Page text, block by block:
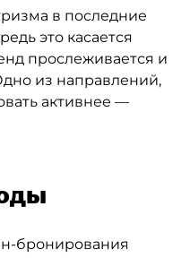
в последние
это касается
прослеживается и
из направлений,
активнее —
бронирования